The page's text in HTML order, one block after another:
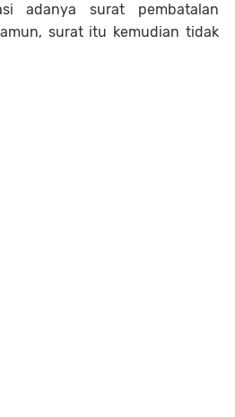
adanya surat pembatalan
surat itu kemudian tidak